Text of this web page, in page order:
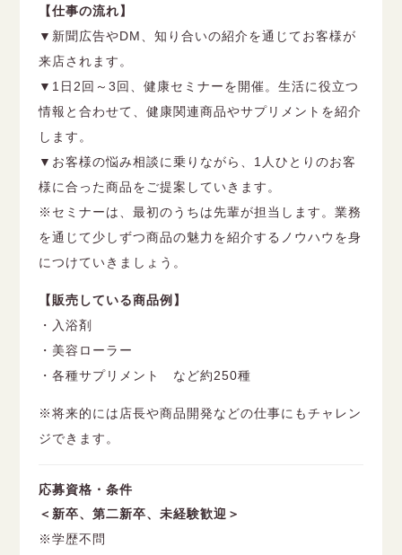
【仕事の流れ】
▼新聞広告やDM、知り合いの紹介を通じてお客様が
来店されます。
▼1日2回～3回、健康セミナーを開催。生活に役立つ
情報と合わせて、健康関連商品やサプリメントを紹介
します。
▼お客様の悩み相談に乗りながら、1人ひとりのお客
様に合った商品をご提案していきます。
※セミナーは、最初のうちは先輩が担当します。業務
を通じて少しずつ商品の魅力を紹介するノウハウを身
につけていきましょう。
【販売している商品例】
・入浴剤
・美容ローラー
・各種サプリメント など約250種
※将来的には店長や商品開発などの仕事にもチャレン
ジできます。
応募資格・条件
＜新卒、第二新卒、未経験歓迎＞
※学歴不問